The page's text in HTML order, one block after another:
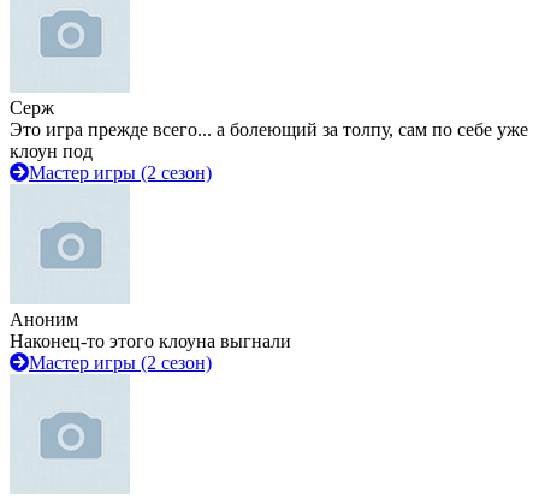
Серж
Это игра прежде всего... а болеющий за толпу, сам по себе уже
клоун под
Мастер игры (2 сезон)
Аноним
Наконец-то этого клоуна выгнали
Мастер игры (2 сезон)